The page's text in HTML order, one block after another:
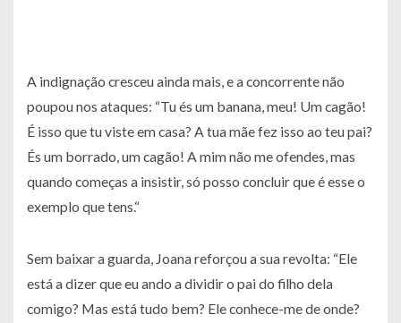
A indignação cresceu ainda mais, e a concorrente não
poupou nos ataques: “Tu és um banana, meu! Um cagão!
É isso que tu viste em casa? A tua mãe fez isso ao teu pai?
És um borrado, um cagão! A mim não me ofendes, mas
quando começas a insistir, só posso concluir que é esse o
exemplo que tens.“
Sem baixar a guarda, Joana reforçou a sua revolta: “Ele
está a dizer que eu ando a dividir o pai do filho dela
comigo? Mas está tudo bem? Ele conhece-me de onde?